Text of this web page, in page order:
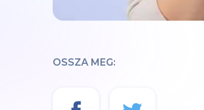
OSSZA MEG: